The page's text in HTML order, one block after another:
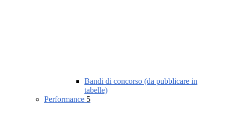
Bandi di concorso (da pubblicare in
tabelle)
Performance 5